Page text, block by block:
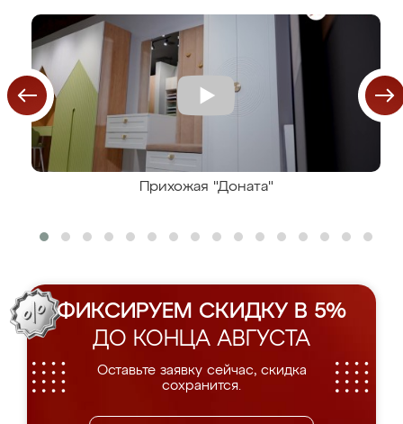
Прихожая "Доната"
ФИКСИРУЕМ СКИДКУ В 5%
ДО КОНЦА АВГУСТА
Оставьте заявку сейчас, скидка
сохранится.